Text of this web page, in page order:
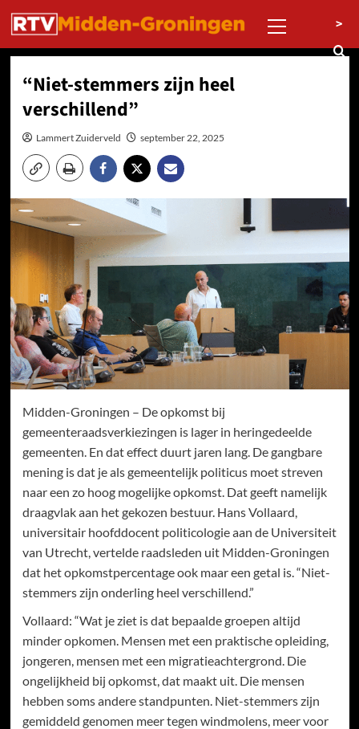
naar
inhoud
menu
>
“Niet-stemmers zijn heel
verschillend”
Lammert Zuiderveld september 22, 2025
Midden-Groningen – De opkomst bij
gemeenteraadsverkiezingen is lager in heringedeelde
gemeenten. En dat effect duurt jaren lang. De gangbare
mening is dat je als gemeentelijk politicus moet streven
naar een zo hoog mogelijke opkomst. Dat geeft namelijk
draagvlak aan het gekozen bestuur. Hans Vollaard,
universitair hoofddocent politicologie aan de Universiteit
van Utrecht, vertelde raadsleden uit Midden-Groningen
dat het opkomstpercentage ook maar een getal is. “Niet-
stemmers zijn onderling heel verschillend.”
Vollaard: “Wat je ziet is dat bepaalde groepen altijd
minder opkomen. Mensen met een praktische opleiding,
jongeren, mensen met een migratieachtergrond. Die
ongelijkheid bij opkomst, dat maakt uit. Die mensen
hebben soms andere standpunten. Niet-stemmers zijn
gemiddeld genomen meer tegen windmolens, meer voor